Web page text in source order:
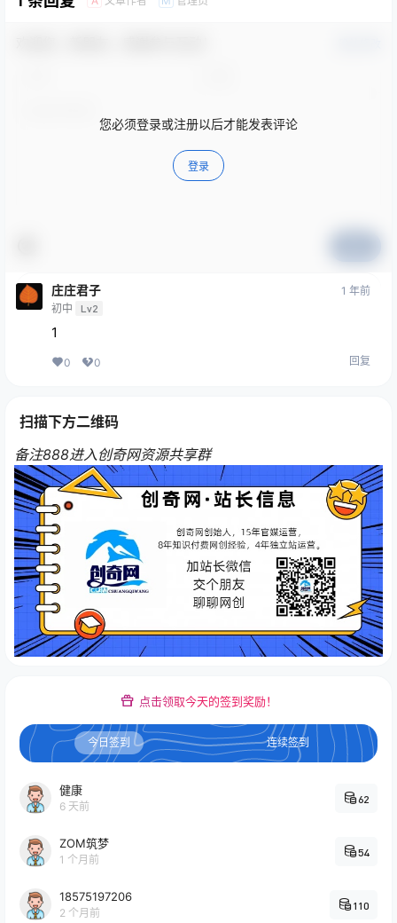
您必须登录或注册以后才能发表评论
登录
庄庄君子
初中 Lv2
1 年前
1
0 0 回复
扫描下方二维码
备注888进入创奇网资源共享群
点击领取今天的签到奖励！
今日签到 连续签到
健康
6 天前
62
ZOM筑梦
1 个月前
54
18575197206
2 个月前
110